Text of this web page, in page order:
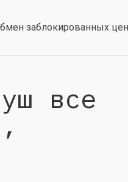
заблокированных
все